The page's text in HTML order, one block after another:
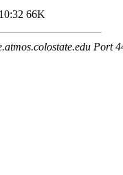
66K
Port